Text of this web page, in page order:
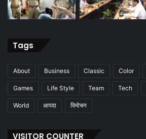
Tags
About Business Classic Color
Games Life Style Team Tech
World आपदा विमोचन
VISITOR COUNTER